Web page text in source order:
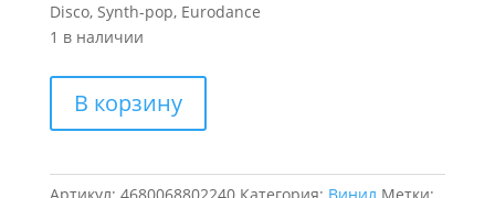
Disco, Synth-pop, Eurodance
1 в наличии
товара
BAD
BLUE
В корзину